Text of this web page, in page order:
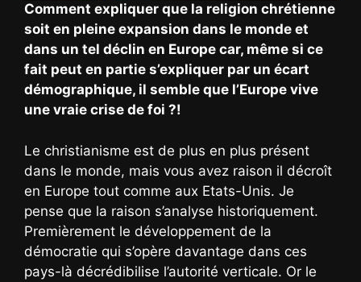
Comment expliquer que la religion chrétienne
soit en pleine expansion dans le monde et
dans un tel déclin en Europe car, même si ce
fait peut en partie s’expliquer par un écart
démographique, il semble que l’Europe vive
une vraie crise de foi ?!
Le christianisme est de plus en plus présent
dans le monde, mais vous avez raison il décroît
en Europe tout comme aux Etats-Unis. Je
pense que la raison s’analyse historiquement.
Premièrement le développement de la
démocratie qui s’opère davantage dans ces
pays-là décrédibilise l’autorité verticale. Or le